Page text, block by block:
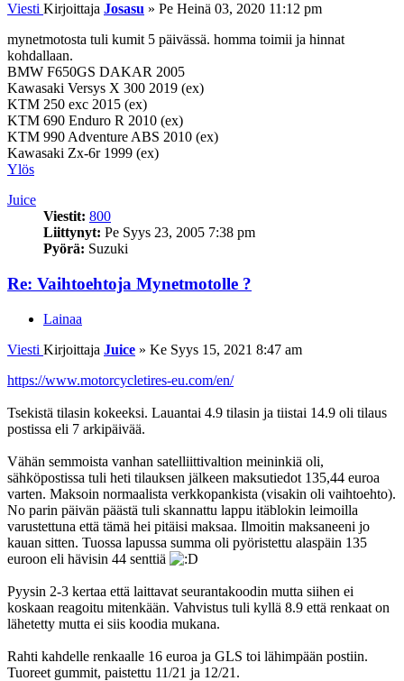
Viesti Kirjoittaja Josasu » Pe Heinä 03, 2020 11:12 pm
mynetmotosta tuli kumit 5 päivässä. homma toimii ja hinnat
kohdallaan.
BMW F650GS DAKAR 2005
Kawasaki Versys X 300 2019 (ex)
KTM 250 exc 2015 (ex)
KTM 690 Enduro R 2010 (ex)
KTM 990 Adventure ABS 2010 (ex)
Kawasaki Zx-6r 1999 (ex)
Ylös
Juice
Viestit: 800
Liittynyt: Pe Syys 23, 2005 7:38 pm
Pyörä: Suzuki
Re: Vaihtoehtoja Mynetmotolle ?
Lainaa
Viesti Kirjoittaja Juice » Ke Syys 15, 2021 8:47 am
https://www.motorcycletires-eu.com/en/
Tsekistä tilasin kokeeksi. Lauantai 4.9 tilasin ja tiistai 14.9 oli tilaus
postissa eli 7 arkipäivää.
Vähän semmoista vanhan satelliittivaltion meininkiä oli,
sähköpostissa tuli heti tilauksen jälkeen maksutiedot 135,44 euroa
varten. Maksoin normaalista verkkopankista (visakin oli vaihtoehto).
No parin päivän päästä tuli skannattu lappu itäblokin leimoilla
varustettuna että tämä hei pitäisi maksaa. Ilmoitin maksaneeni jo
kauan sitten. Tuossa lapussa summa oli pyöristettu alaspäin 135
euroon eli hävisin 44 senttiä
Pyysin 2-3 kertaa että laittavat seurantakoodin mutta siihen ei
koskaan reagoitu mitenkään. Vahvistus tuli kyllä 8.9 että renkaat on
lähetetty mutta ei siis koodia mukana.
Rahti kahdelle renkaalle 16 euroa ja GLS toi lähimpään postiin.
Tuoreet gummit, paistettu 11/21 ja 12/21.